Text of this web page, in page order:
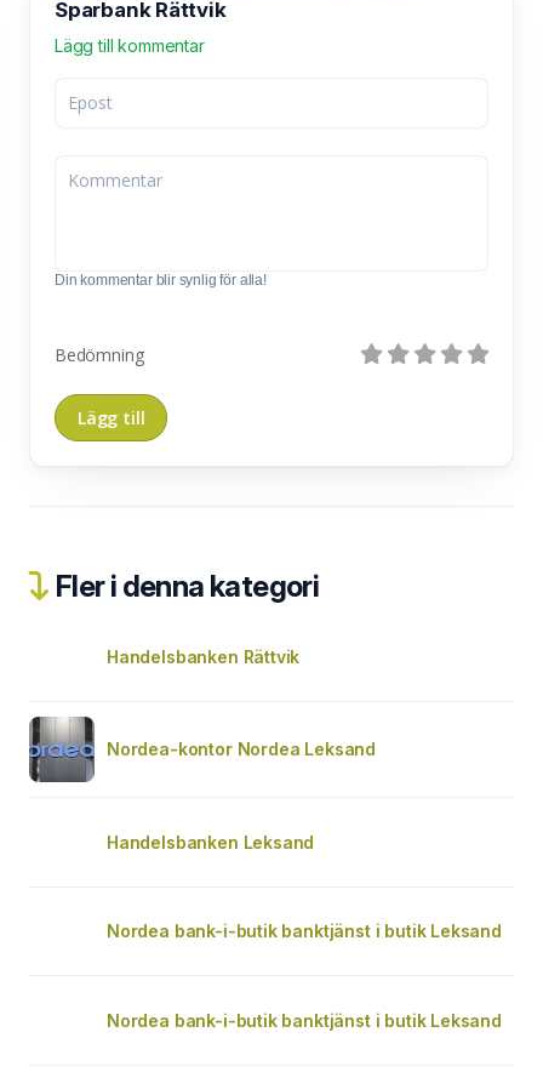
Sparbank Rättvik
Lägg till kommentar
Din kommentar blir synlig för alla!
Bedömning
Fler i denna kategori
Handelsbanken Rättvik
Nordea-kontor Nordea Leksand
Handelsbanken Leksand
Nordea bank-i-butik banktjänst i butik Leksand
Nordea bank-i-butik banktjänst i butik Leksand